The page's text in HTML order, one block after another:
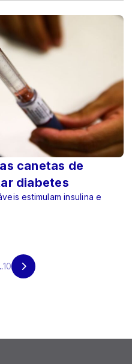
canetas de
diabetes
estimulam insulina e
10